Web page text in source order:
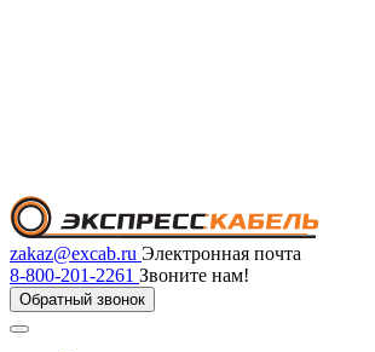
zakaz@excab.ru Электронная почта
8-800-201-2261 Звоните нам!
Обратный звонок